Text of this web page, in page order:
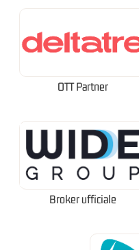
OTT Partner
Broker ufficiale